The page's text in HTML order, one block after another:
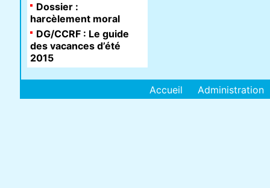
Dossier :
harcèlement moral
DG/CCRF : Le guide
des vacances d’été
2015
Accueil Administration